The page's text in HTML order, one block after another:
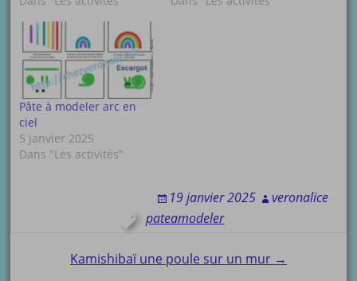
Pâte à modeler arc en
ciel
5 janvier 2025
Dans "Les activités"
19 janvier 2025
veronalice
pateamodeler
PostKamishibaï une poule sur un mur →